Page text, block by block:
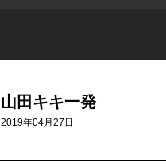
山田キキ一発
2019年04月27日